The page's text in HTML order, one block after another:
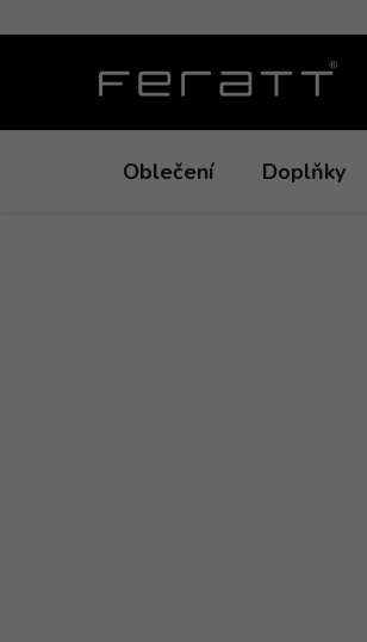
na
Oblečení Doplňky